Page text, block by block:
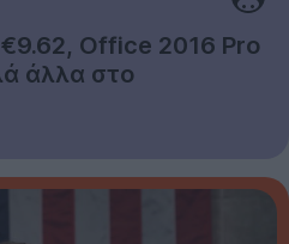
Office 2016 Pro
άλλα στο